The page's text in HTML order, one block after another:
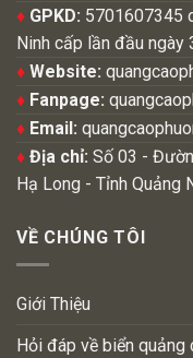
♦ GPKD: 5701607345
Ninh cấp lần đầu
♦ Website:
♦ Fanpage:
♦ Email:
♦ Địa chỉ: Số 03 -
Hạ Long - Tỉnh Quảng
VỀ CHÚNG TÔI
Giới Thiệu
Hỏi đáp về biển quảng